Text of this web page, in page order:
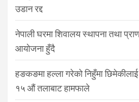
उडान रद्द
नेपाली घरमा शिवालय स्थापना तथा
आयोजना हुँदै
हङकङमा हल्ला गरेको निहुँमा
१५ औं तलाबाट हामफाले